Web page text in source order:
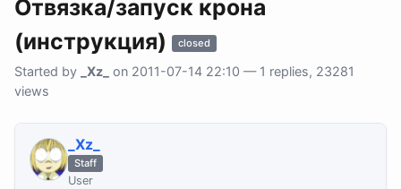
Отвязка/запуск крона
(инструкция)
closed
Started by _Xz_
on 2011-07-14 22:10 — 1 replies, 23281
views
_Xz_
Staff
User